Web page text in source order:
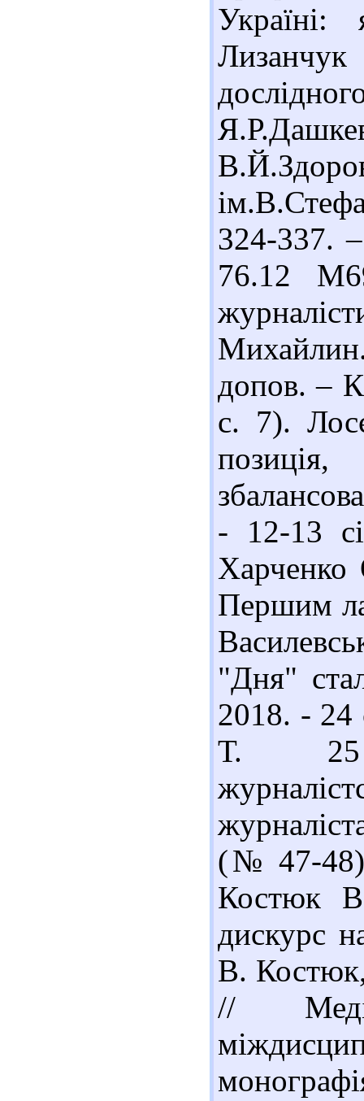
324-337.
76.12
допов. –
с. 7).
- 12-13
Харченко
Першим
"Дня"
2018. -
Т. 25
(№ 47-
Костюк
дискурс
В.
//